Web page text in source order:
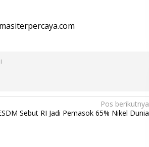
Pos berikutnya
Sebut RI Jadi Pemasok 65% Nikel Dunia